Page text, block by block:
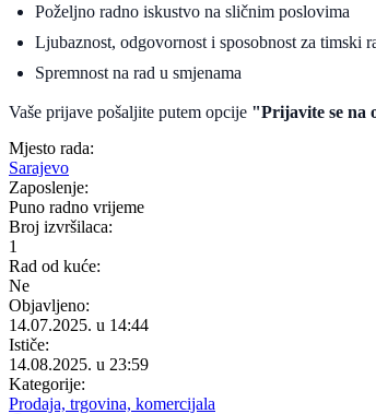
Poželjno radno iskustvo na sličnim poslovima
Ljubaznost, odgovornost i sposobnost za timski
Spremnost na rad u smjenama
Vaše prijave pošaljite putem opcije "Prijavite se na
Mjesto rada:
Sarajevo
Zaposlenje:
Puno radno vrijeme
Broj izvršilaca:
1
Rad od kuće:
Ne
Objavljeno:
14.07.2025. u 14:44
Ističe:
14.08.2025. u 23:59
Kategorije:
Prodaja, trgovina, komercijala